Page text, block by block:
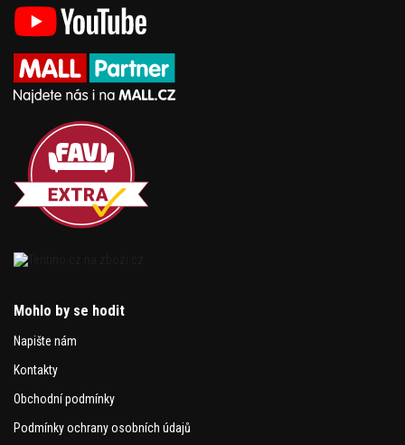
Mohlo by se hodit
Napište nám
Kontakty
Obchodní podmínky
Podmínky ochrany osobních údajů